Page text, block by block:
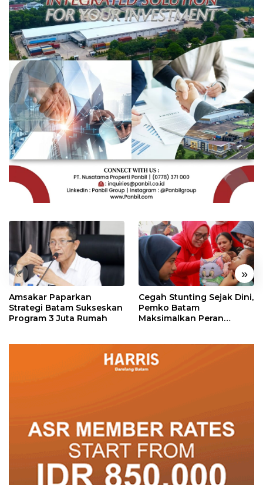
« »
Amsakar Paparkan
Strategi Batam Sukseskan
Program 3 Juta Rumah
Cegah Stunting Sejak Dini,
Pemko Batam
Maksimalkan Peran